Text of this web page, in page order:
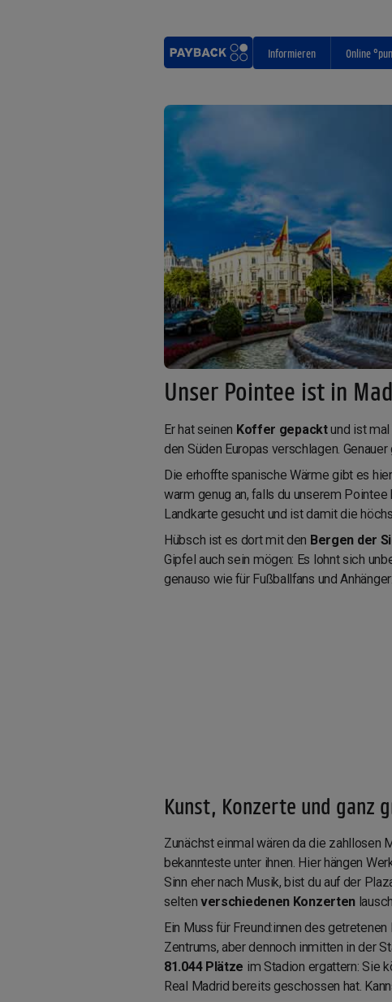
Informieren Online
Unser Pointee ist in
Er hat seinen Koffer gepacktund ist mal
den Süden Europas verschlagen.
Die erhoffte spanische Wärme gibt es
warm genug an, falls du unserem Pointee
Landkarte gesucht und ist damit die
Hübsch ist es dort mit den Bergen der
Gipfel auch sein mögen: Es lohnt sich
genauso wie für Fußballfans und
Kunst, Konzerte und ganz
Zunächst einmal wären da die zahllosen
bekannteste unter ihnen. Hier hängen
Sinn eher nach Musik, bist du auf der
selten verschiedenen Konzerten
Ein Muss für Freund:innen des
Zentrums, aber dennoch inmitten in der
81.044 Plätze im Stadion ergattern: Sie
Real Madrid bereits geschossen hat.